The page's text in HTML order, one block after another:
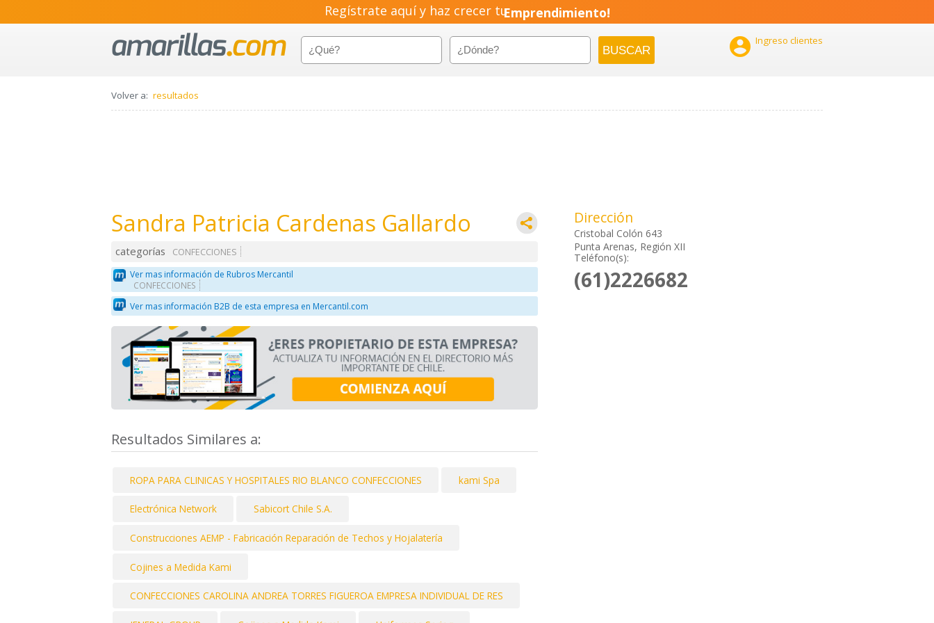
Regístrate aquí y haz crecer tuPyme!
Emprendimiento!
 Ingreso clientes
Volver a: resultados
Sandra Patricia Cardenas Gallardo
categorías
CONFECCIONES
Ver mas información de Rubros Mercantil
CONFECCIONES
Ver mas información B2B de esta empresa en Mercantil.com
Resultados Similares a:
ROPA PARA CLINICAS Y HOSPITALES RIO BLANCO CONFECCIONES kami Spa
Electrónica Network Sabicort Chile S.A.
Construcciones AEMP - Fabricación Reparación de Techos y Hojalatería
Cojines a Medida Kami
CONFECCIONES CAROLINA ANDREA TORRES FIGUEROA EMPRESA INDIVIDUAL DE RES
Dirección
Cristobal Colón 643
Punta Arenas, Región XII
Teléfono(s):
(61)2226682